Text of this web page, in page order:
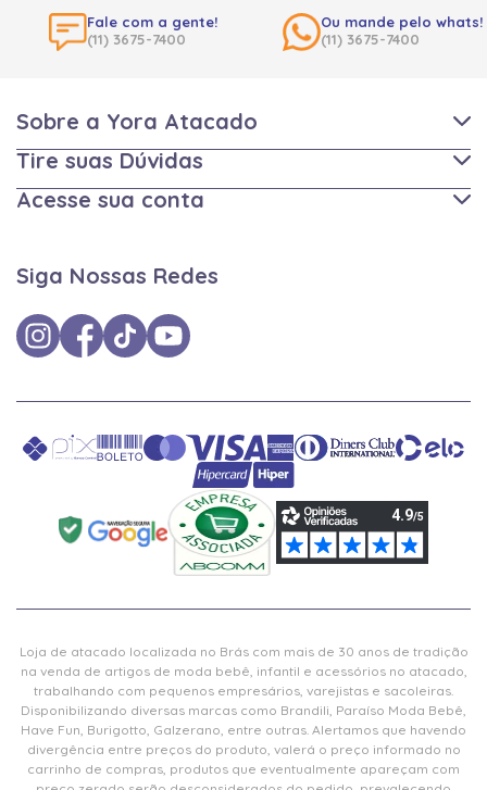
Fale com a gente!
(11) 3675-7400
Ou mande pelo whats!
(11) 3675-7400
Sobre a Yora Atacado
Tire suas Dúvidas
Acesse sua conta
Siga Nossas Redes
Loja de atacado localizada no Brás com mais de 30 anos de tradição
na venda de artigos de moda bebê, infantil e acessórios no atacado,
trabalhando com pequenos empresários, varejistas e sacoleiras.
Disponibilizando diversas marcas como Brandili, Paraíso Moda Bebê,
Have Fun, Burigotto, Galzerano, entre outras. Alertamos que havendo
divergência entre preços do produto, valerá o preço informado no
carrinho de compras, produtos que eventualmente apareçam com